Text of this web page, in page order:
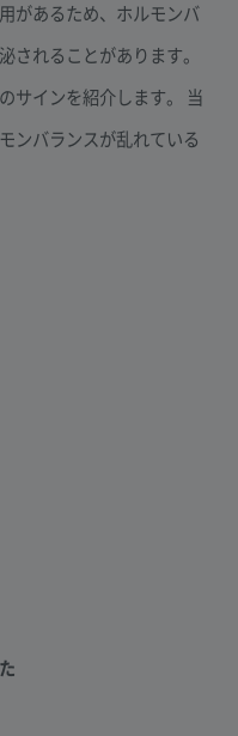
があるため、ホルモンバ
されることがあります。
サインを紹介します。 当
ンバランスが乱れている